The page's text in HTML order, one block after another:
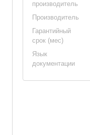
производитель
Производитель
Гарантийный
срок (мес)
Язык
документации